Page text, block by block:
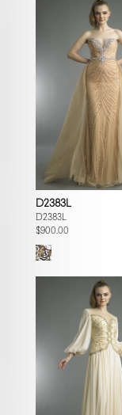
D2383L
D2383L
$900.00